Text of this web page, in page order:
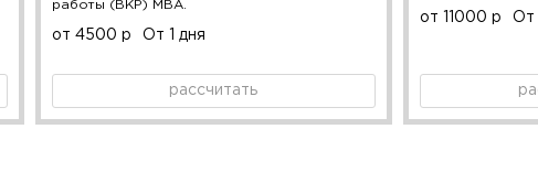
работы (ВКР) MBA.
от 4500 р От 1 дня
рассчитать
от 11000 р От